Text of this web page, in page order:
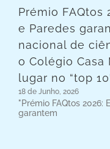
Prémio FAQtos
e Paredes
nacional de
o Colégio Casa
lugar no “top
18 de Junho, 2026
"Prémio FAQtos 2026:
garantem